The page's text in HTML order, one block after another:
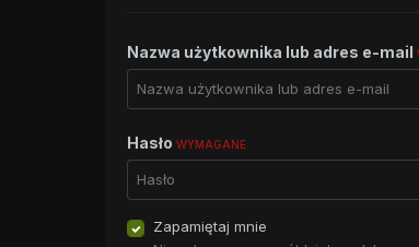
Nazwa użytkownika lub adres e-mail
Hasło WYMAGANE
Zapamiętaj mnie